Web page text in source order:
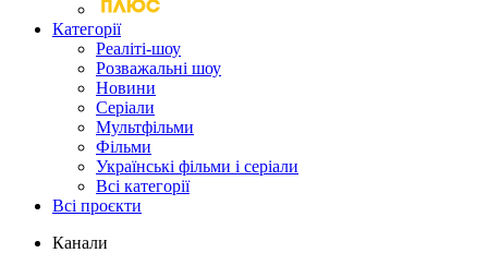
Категорії
Реаліті-шоу
Розважальні шоу
Новини
Серіали
Мультфільми
Фільми
Українські фільми і серіали
Всі категорії
Всі проєкти
Канали